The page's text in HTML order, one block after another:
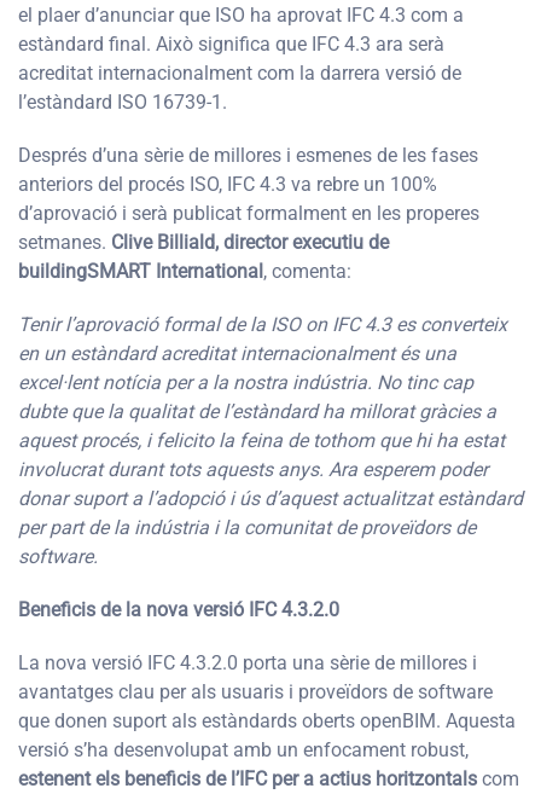
el plaer d’anunciar que ISO ha aprovat IFC 4.3 com a
estàndard final. Això significa que IFC 4.3 ara serà
acreditat internacionalment com la darrera versió de
l’estàndard ISO 16739-1.
Després d’una sèrie de millores i esmenes de les fases
anteriors del procés ISO, IFC 4.3 va rebre un 100%
d’aprovació i serà publicat formalment en les properes
setmanes. Clive Billiald, director executiu de
buildingSMART International , comenta:
Tenir l’aprovació formal de la ISO on IFC 4.3 es converteix
en un estàndard acreditat internacionalment és una
excel·lent notícia per a la nostra indústria. No tinc cap
dubte que la qualitat de l’estàndard ha millorat gràcies a
aquest procés, i felicito la feina de tothom que hi ha estat
involucrat durant tots aquests anys. Ara esperem poder
donar suport a l’adopció i ús d’aquest actualitzat estàndard
per part de la indústria i la comunitat de proveïdors de
software.
Beneficis de la nova versió IFC 4.3.2.0
La nova versió IFC 4.3.2.0 porta una sèrie de millores i
avantatges clau per als usuaris i proveïdors de software
que donen suport als estàndards oberts openBIM. Aquesta
versió s’ha desenvolupat amb un enfocament robust,
estenent els beneficis de l’IFC per a actius horitzontals com